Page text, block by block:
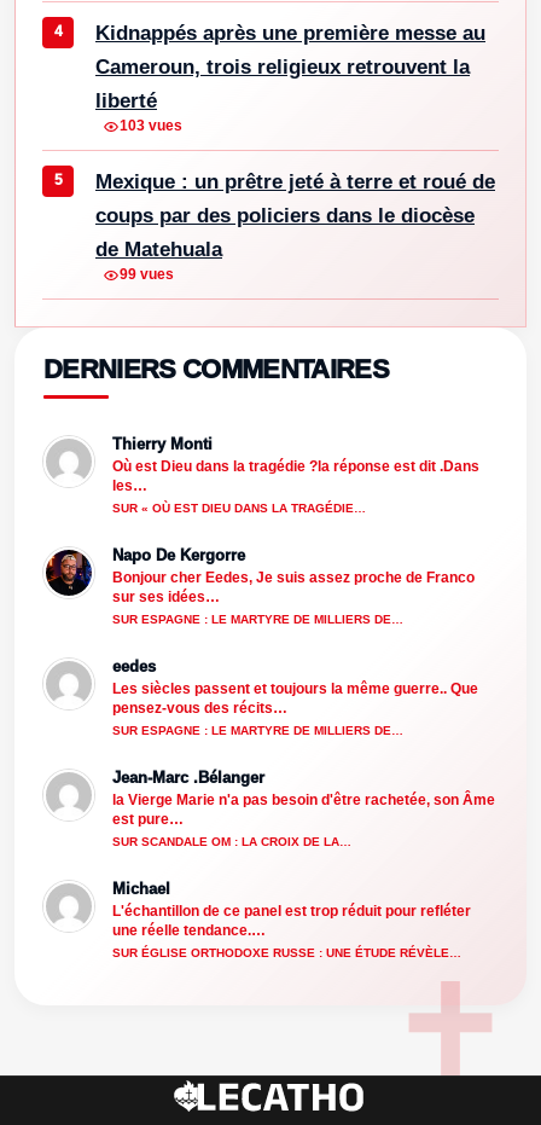
Kidnappés après une première messe au
Cameroun, trois religieux retrouvent la
liberté
103 vues
Mexique : un prêtre jeté à terre et roué de
coups par des policiers dans le diocèse
de Matehuala
99 vues
DERNIERS COMMENTAIRES
Thierry Monti
Où est Dieu dans la tragédie ?la réponse est dit .Dans
les…
SUR « OÙ EST DIEU DANS LA TRAGÉDIE…
Napo De Kergorre
Bonjour cher Eedes, Je suis assez proche de Franco
sur ses idées…
SUR ESPAGNE : LE MARTYRE DE MILLIERS DE…
eedes
Les siècles passent et toujours la même guerre.. Que
pensez-vous des récits…
SUR ESPAGNE : LE MARTYRE DE MILLIERS DE…
Jean-Marc .Bélanger
la Vierge Marie n'a pas besoin d'être rachetée, son Âme
est pure…
SUR SCANDALE OM : LA CROIX DE LA…
Michael
L'échantillon de ce panel est trop réduit pour refléter
une réelle tendance.…
SUR ÉGLISE ORTHODOXE RUSSE : UNE ÉTUDE RÉVÈLE…